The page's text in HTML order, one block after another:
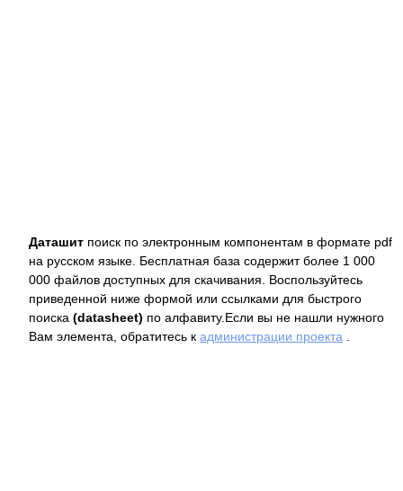
Даташит поиск по электронным компонентам в формате pdf
на русском языке. Бесплатная база содержит более 1 000
000 файлов доступных для скачивания. Воспользуйтесь
приведенной ниже формой или ссылками для быстрого
поиска (datasheet) по алфавиту.Если вы не нашли нужного
Вам элемента, обратитесь к администрации проекта